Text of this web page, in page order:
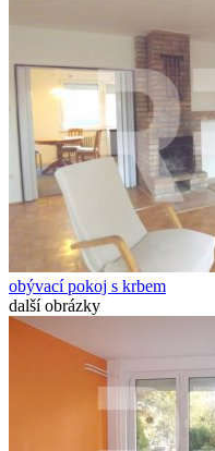
obývací pokoj s krbem
další obrázky